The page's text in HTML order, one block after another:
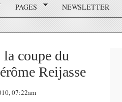
PAGES NEWSLETTER
coupe du
Reijasse
07:22am